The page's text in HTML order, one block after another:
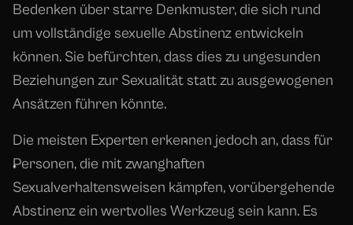
Bedenken über starre Denkmuster, die sich rund
um vollständige sexuelle Abstinenz entwickeln
können. Sie befürchten, dass dies zu ungesunden
Beziehungen zur Sexualität statt zu ausgewogenen
Ansätzen führen könnte.
Die meisten Experten erkennen jedoch an, dass für
Personen, die mit zwanghaften
Sexualverhaltensweisen kämpfen, vorübergehende
Abstinenz ein wertvolles Werkzeug sein kann. Es